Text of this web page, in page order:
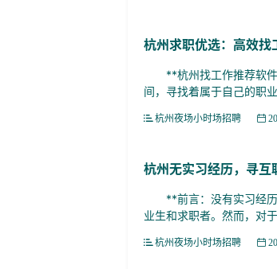
杭州求职优选：高效找
**杭州找工作推荐软件
间，寻找着属于自己的职
杭州夜场小时场招聘
杭州无实习经历，寻互
**前言：没有实习经历
业生和求职者。然而，对
杭州夜场小时场招聘